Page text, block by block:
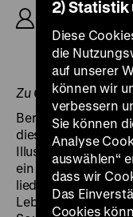
Zobus, K:
Jennings,
Werner
Zu Gast: Lothar
Berlin und Harlem,
diesem Spielfilm
Illusionsverhältnis.
ein paar Takte des
liedgewordenen
Lebensgefühls,
2) Statistik
Diese
die
auf unserer
können wir
verbessern
Sie können
Analyse
auswählen“
dass wir
Das
Cookies